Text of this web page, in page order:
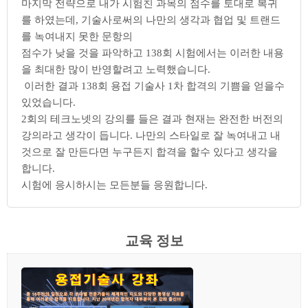
마지막 전략으로 내가 시험친 과목의 점수를 토대로 복귀
를 하였는데, 기술사로써의 나만의 생각과 협업 및 트랜드
를 녹여내지 못한 문항의
점수가 낮을 것을 파악하고 138회 시험에서는 이러한 내용
을 최대한 많이 반영할려고 노력했습니다.
이러한 결과 138회 용접 기술사 1차 합격의 기쁨을 얻을수
있었습니다.
2회의 테크노넷의 강의를 들은 결과 현재는 완전한 버전의
강의라고 생각이 듭니다. 나만의 스타일로 잘 녹여내고 내
것으로 잘 만든다면 누구든지 합격을 할수 있다고 생각을
합니다.
시험에 응시하시는 모든분들 응원합니다.
교육 정보